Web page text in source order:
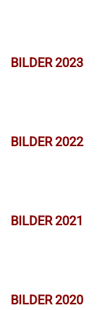
BILDER 2023
BILDER 2022
BILDER 2021
BILDER 2020